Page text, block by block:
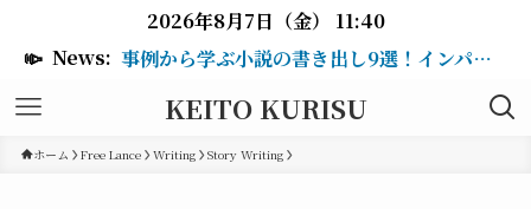
2026年8月7日（金） 11:40
📣 News: 事例から学ぶ小説の書き出し9選！インパクトのある冒頭を作るテクニックも紹介
KEITO KURISU
ホーム Free Lance Writing Story Writing